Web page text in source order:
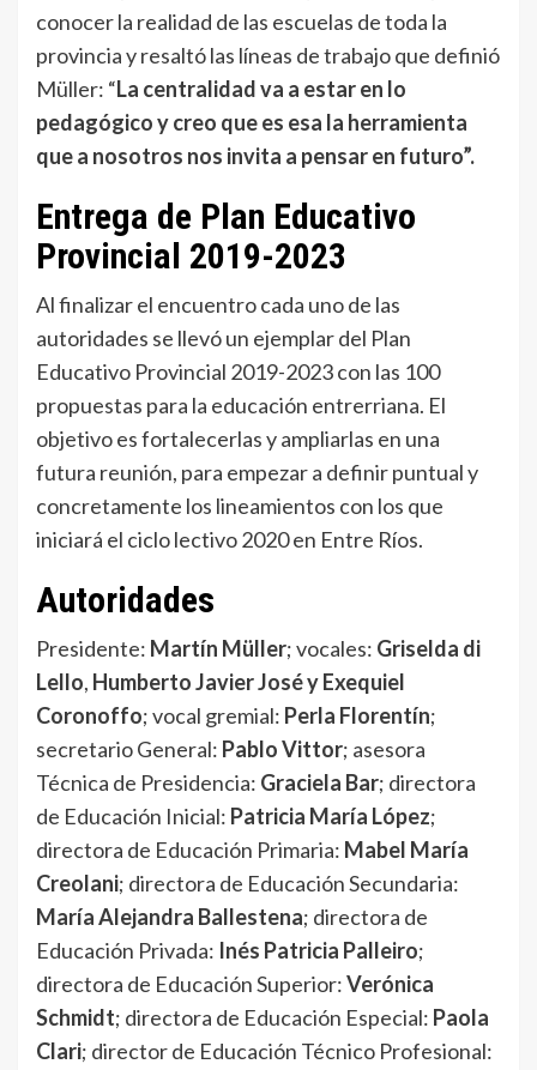
conocer la realidad de las escuelas de toda la
provincia y resaltó las líneas de trabajo que definió
Müller: “La centralidad va a estar en lo
pedagógico y creo que es esa la herramienta
que a nosotros nos invita a pensar en futuro”.
Entrega de Plan Educativo
Provincial 2019-2023
Al finalizar el encuentro cada uno de las
autoridades se llevó un ejemplar del Plan
Educativo Provincial 2019-2023 con las 100
propuestas para la educación entrerriana. El
objetivo es fortalecerlas y ampliarlas en una
futura reunión, para empezar a definir puntual y
concretamente los lineamientos con los que
iniciará el ciclo lectivo 2020 en Entre Ríos.
Autoridades
Presidente: Martín Müller; vocales: Griselda di
Lello, Humberto Javier José y Exequiel
Coronoffo; vocal gremial: Perla Florentín;
secretario General: Pablo Vittor; asesora
Técnica de Presidencia: Graciela Bar; directora
de Educación Inicial: Patricia María López;
directora de Educación Primaria: Mabel María
Creolani; directora de Educación Secundaria:
María Alejandra Ballestena; directora de
Educación Privada: Inés Patricia Palleiro;
directora de Educación Superior:Verónica
Schmidt; directora de Educación Especial: Paola
Clari; director de Educación Técnico Profesional: